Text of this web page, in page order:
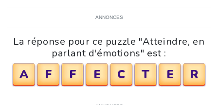
ANNONCES
La réponse pour ce puzzle "Atteindre, en
parlant d'émotions" est :
A F F E C T E R